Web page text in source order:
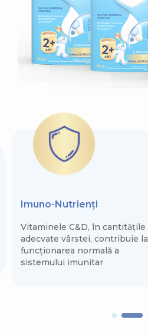
Imuno-Nutrienți
Vitaminele C&D, în cantitățile
adecvate vârstei, contribuie la
funcționarea normală a
sistemului imunitar